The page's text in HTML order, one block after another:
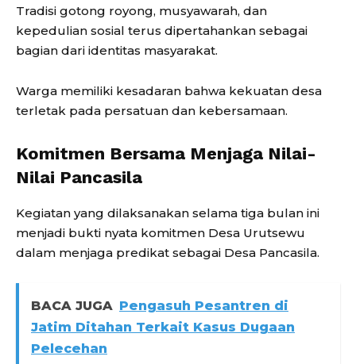
Tradisi gotong royong, musyawarah, dan
kepedulian sosial terus dipertahankan sebagai
bagian dari identitas masyarakat.
Warga memiliki kesadaran bahwa kekuatan desa
terletak pada persatuan dan kebersamaan.
Komitmen Bersama Menjaga Nilai-
Nilai Pancasila
Kegiatan yang dilaksanakan selama tiga bulan ini
menjadi bukti nyata komitmen Desa Urutsewu
dalam menjaga predikat sebagai Desa Pancasila.
BACA JUGA Pengasuh Pesantren di
Jatim Ditahan Terkait Kasus Dugaan
Pelecehan